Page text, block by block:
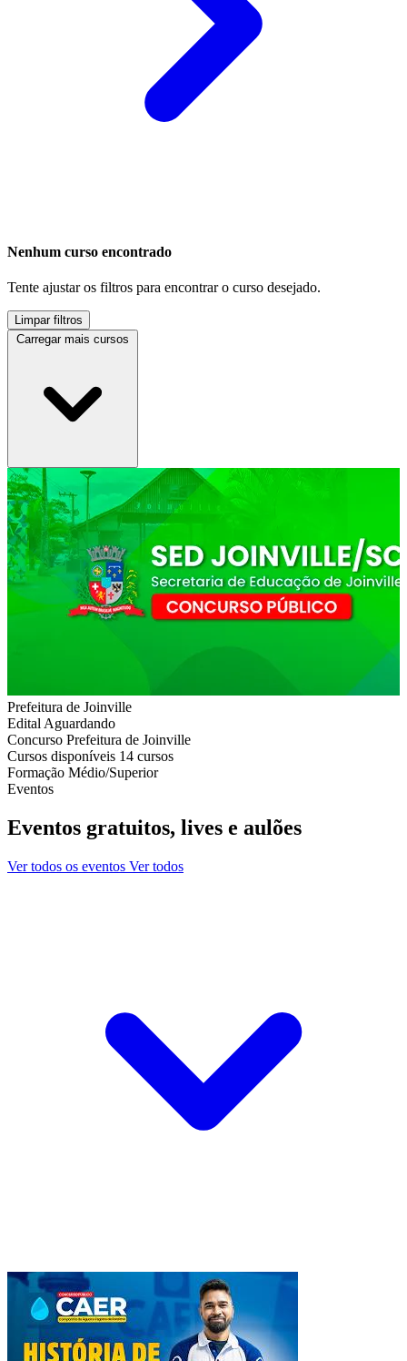
Nenhum curso encontrado
Tente ajustar os filtros para encontrar o curso desejado.
Limpar filtros
Prefeitura de Joinville
Edital Aguardando
Concurso Prefeitura de Joinville
Cursos disponíveis 14 cursos
Formação Médio/Superior
Eventos
Eventos gratuitos, lives e aulões
Ver todos os eventos Ver todos